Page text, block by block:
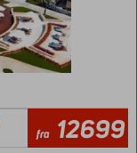
fra 12699